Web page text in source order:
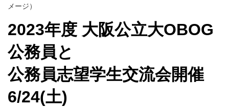
メージ）
2023年度 大阪公立大OBOG
公務員と
公務員志望学生交流会開催
6/24(土)